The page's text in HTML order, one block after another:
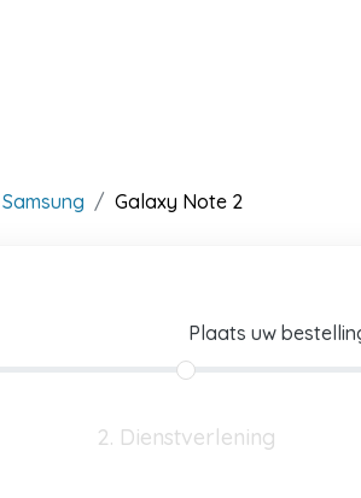
Samsung Galaxy Note 2
Plaats uw
2. Dienstverlening